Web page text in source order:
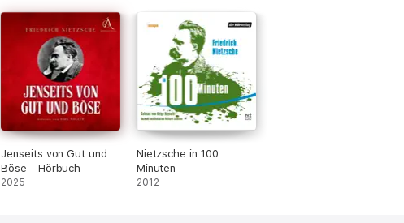
Jenseits von Gut und
Böse - Hörbuch
2025
Nietzsche in 100
Minuten
2012